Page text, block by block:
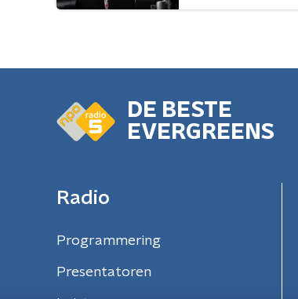
DE BESTE
EVERGREENS
Radio
Programmering
Presentatoren